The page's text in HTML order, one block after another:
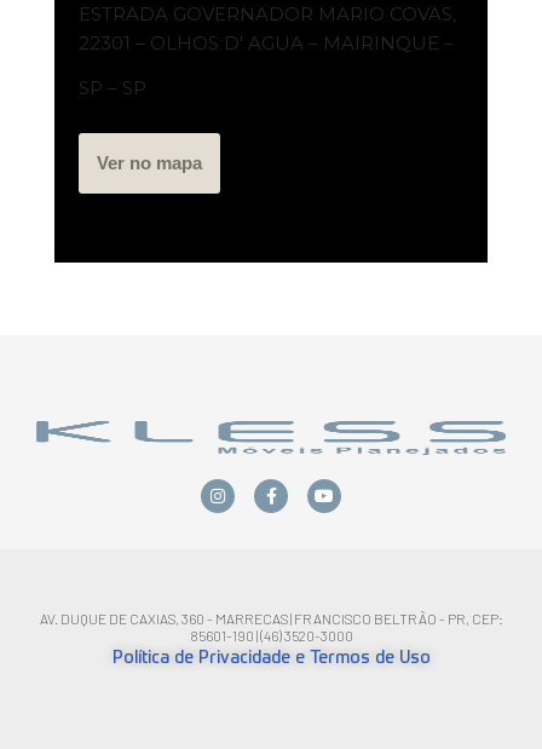
ESTRADA GOVERNADOR MARIO COVAS,
22301 – OLHOS D' AGUA – MAIRINQUE –
SP – SP
Ver no mapa
AV. DUQUE DE CAXIAS, 360 - MARRECAS | FRANCISCO BELTRÃO - PR, CEP:
85601-190 | (46) 3520-3000
Política de Privacidade e Termos de Uso